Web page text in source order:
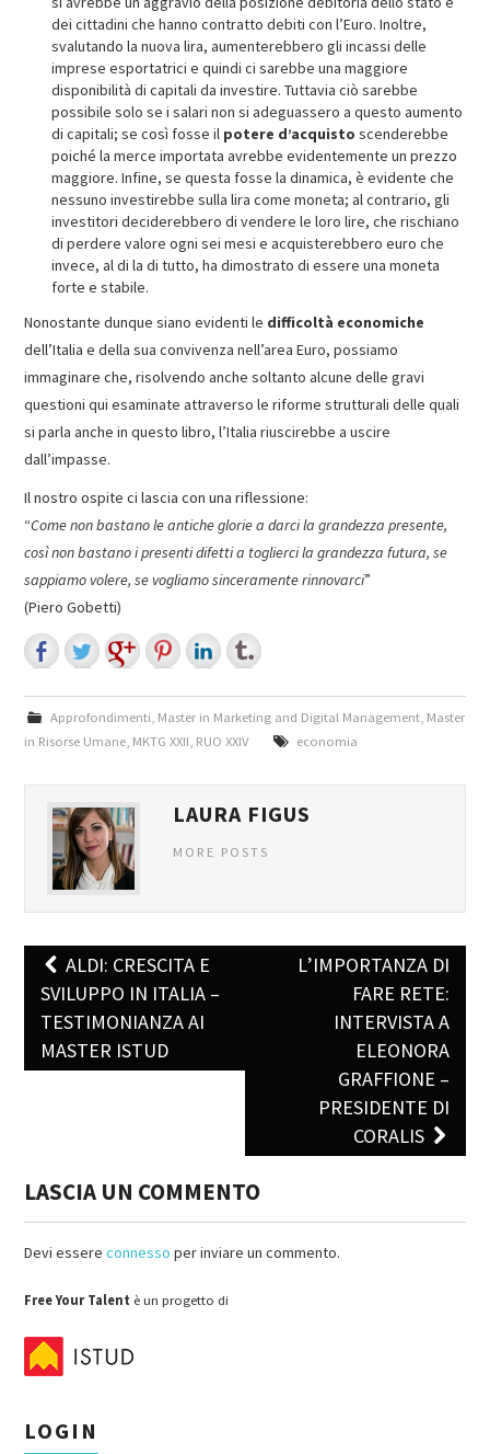
dei cittadini che hanno contratto debiti con l’Euro. Inoltre,
svalutando la nuova lira, aumenterebbero gli incassi delle
imprese esportatrici e quindi ci sarebbe una maggiore
disponibilità di capitali da investire. Tuttavia ciò sarebbe
possibile solo se i salari non si adeguassero a questo aumento
di capitali; se così fosse il potere d’acquisto scenderebbe
poiché la merce importata avrebbe evidentemente un prezzo
maggiore. Infine, se questa fosse la dinamica, è evidente che
nessuno investirebbe sulla lira come moneta; al contrario, gli
investitori deciderebbero di vendere le loro lire, che rischiano
di perdere valore ogni sei mesi e acquisterebbero euro che
invece, al di la di tutto, ha dimostrato di essere una moneta
forte e stabile.
Nonostante dunque siano evidenti le difficoltà economiche
dell’Italia e della sua convivenza nell’area Euro, possiamo
immaginare che, risolvendo anche soltanto alcune delle gravi
questioni qui esaminate attraverso le riforme strutturali delle quali
si parla anche in questo libro, l’Italia riuscirebbe a uscire
dall’impasse.
Il nostro ospite ci lascia con una riflessione:
“Come non bastano le antiche glorie a darci la grandezza presente,
così non bastano i presenti difetti a toglierci la grandezza futura, se
sappiamo volere, se vogliamo sinceramente rinnovarci”
(Piero Gobetti)
Approfondimenti, Master in Marketing and Digital Management, Master
in Risorse Umane, MKTG XXII, RUO XXIV economia
LAURA FIGUS
MORE POSTS
Post navigation
ALDI: CRESCITA E
SVILUPPO IN ITALIA –
TESTIMONIANZA AI
MASTER ISTUD
L’IMPORTANZA DI
FARE RETE:
INTERVISTA A
ELEONORA
GRAFFIONE –
PRESIDENTE DI
CORALIS
LASCIA UN COMMENTO
Devi essereconnesso per inviare un commento.
Free Your Talent è un progetto di
LOGIN